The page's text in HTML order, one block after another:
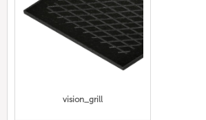
vision_grill